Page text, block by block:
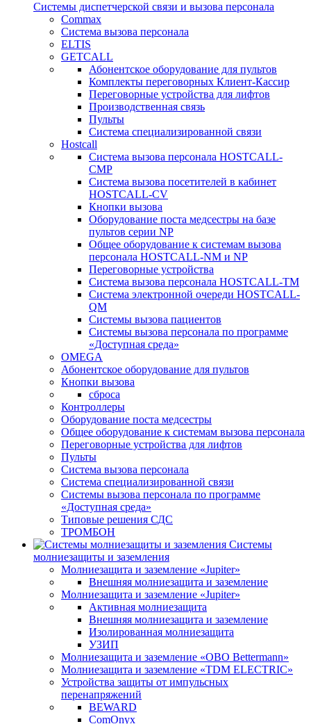
Системы диспетчерской связи и вызова персонала
Commax
Cистема вызова персонала
ELTIS
GETCALL
Абонентское оборудование для пультов
Комплекты переговорных Клиент-Кассир
Переговорные устройства для лифтов
Производственная связь
Пульты
Система специализированной связи
Hostcall
Cистема вызова персонала HOSTCALL-
CMP
Cистема вызова посетителей в кабинет
HOSTCALL-CV
Кнопки вызова
Оборудование поста медсестры на базе
пультов серии NP
Общее оборудование к системам вызова
персонала HOSTCALL-NM и NP
Переговорные устройства
Система вызова персонала HOSTCALL-TM
Система электронной очереди HOSTCALL-
QM
Системы вызова пациентов
Системы вызова персонала по программе
«Доступная среда»
OMEGA
Абонентское оборудование для пультов
Кнопки вызова
сброса
Контроллеры
Оборудование поста медсестры
Общее оборудование к системам вызова персонала
Переговорные устройства для лифтов
Пульты
Система вызова персонала
Система специализированной связи
Системы вызова персонала по программе
«Доступная среда»
Типовые решения СДС
ТРОМБОН
Системы
молниезащиты и заземления
Молниезащита и заземление «Jupiter»
Внешняя молниезащита и заземление
Молниезащита и заземление «Jupiter»
Активная молниезащита
Внешняя молниезащита и заземление
Изолированная молниезащита
УЗИП
Молниезащита и заземление «OBO Bettermann»
Молниезащита и заземление «TDM ЕLECTRIC»
Устройства защиты от импульсных
перенапряжений
BEWARD
ComOnyx